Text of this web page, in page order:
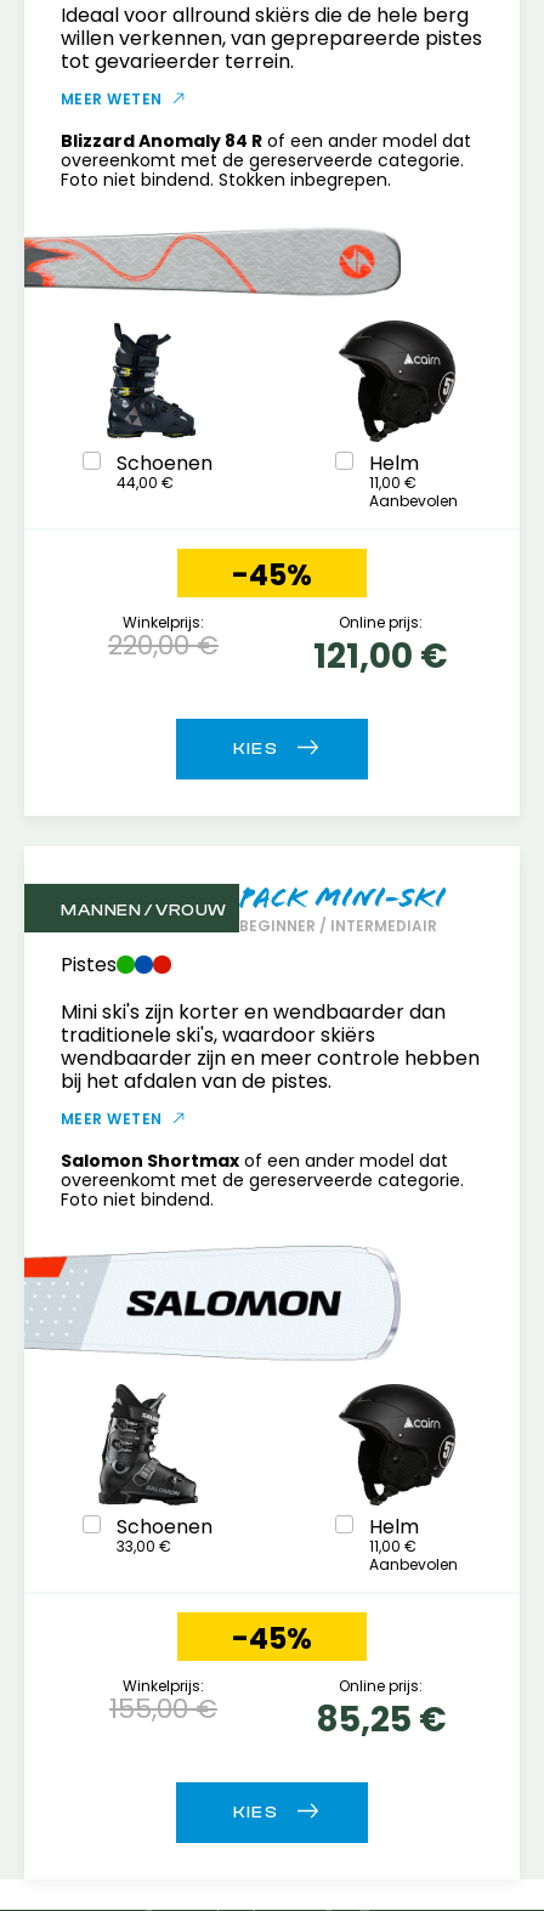
Ideaal voor allround skiërs die de hele berg
willen verkennen, van geprepareerde pistes
tot gevarieerder terrein.
MEER WETEN
Blizzard Anomaly 84 R of een ander model dat
overeenkomt met de gereserveerde categorie.
Foto niet bindend. Stokken inbegrepen.
Schoenen
44,00 €
Helm
11,00 €
Aanbevolen
-45%
Winkelprijs:
220,00 €
Online prijs:
121,00 €
MANNEN / VROUW Pack Mini-Ski
BEGINNER / INTERMEDIAIR
Pistes
Mini ski's zijn korter en wendbaarder dan
traditionele ski's, waardoor skiërs
wendbaarder zijn en meer controle hebben
bij het afdalen van de pistes.
MEER WETEN
Salomon Shortmax of een ander model dat
overeenkomt met de gereserveerde categorie.
Foto niet bindend.
Schoenen
33,00 €
Helm
11,00 €
Aanbevolen
-45%
Winkelprijs:
155,00 €
Online prijs:
85,25 €